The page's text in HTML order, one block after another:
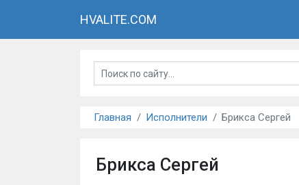
HVALITE.COM
Главная Исполнители Брикса Сергей
Брикса Сергей